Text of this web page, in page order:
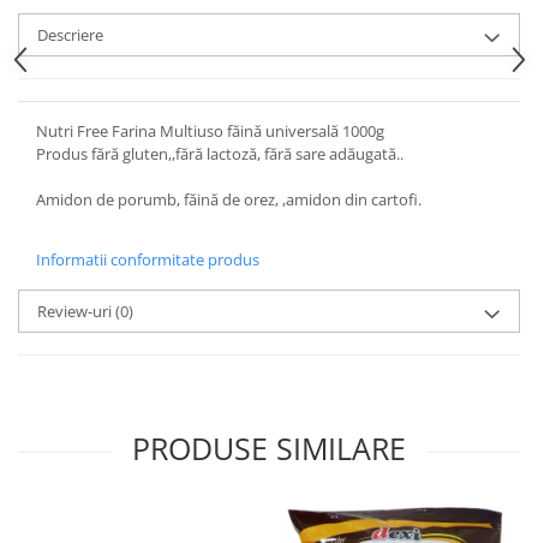
Descriere
Nutri Free Farina Multiuso făină universală 1000g
Produs fără gluten,,fără lactoză, fără sare adăugată..
Amidon de porumb, făină de orez, ,amidon din cartofi.
Informatii conformitate produs
Review-uri(0)
PRODUSE SIMILARE